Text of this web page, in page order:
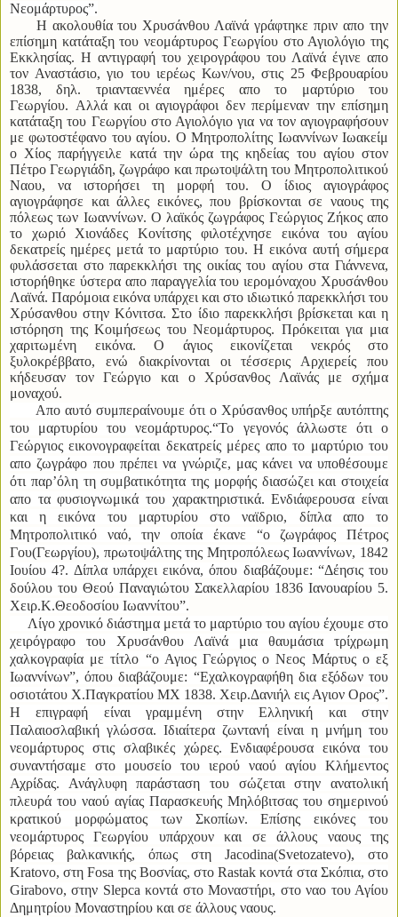
Νεομάρτυρος”.
Η ακολουθία του Χρυσάνθου Λαϊνά γράφτηκε πριν απο την
επίσημη κατάταξη του νεομάρτυρος Γεωργίου στο Αγιολόγιο της
Εκκλησίας. Η αντιγραφή του χειρογράφου του Λαϊνά έγινε απο
τον Αναστάσιο, γιο του ιερέως Κων/νου, στις 25 Φεβρουαρίου
1838, δηλ. τριανταεννέα ημέρες απο το μαρτύριο του
Γεωργίου. Αλλά και οι αγιογράφοι δεν περίμεναν την επίσημη
κατάταξη του Γεωργίου στο Αγιολόγιο για να τον αγιογραφήσουν
με φωτοστέφανο του αγίου. Ο Μητροπολίτης Ιωαννίνων Ιωακείμ
ο Χίος παρήγγειλε κατά την ώρα της κηδείας του αγίου στον
Πέτρο Γεωργιάδη, ζωγράφο και πρωτοψάλτη του Μητροπολιτικού
Ναου, να ιστορήσει τη μορφή του. Ο ίδιος αγιογράφος
αγιογράφησε και άλλες εικόνες, που βρίσκονται σε ναους της
πόλεως των Ιωαννίνων. Ο λαϊκός ζωγράφος Γεώργιος Ζήκος απο
το χωριό Χιονάδες Κονίτσης φιλοτέχνησε εικόνα του αγίου
δεκατρείς ημέρες μετά το μαρτύριο του. Η εικόνα αυτή σήμερα
φυλάσσεται στο παρεκκλήσι της οικίας του αγίου στα Γιάννενα,
ιστορήθηκε ύστερα απο παραγγελία του ιερομόναχου Χρυσάνθου
Λαϊνά. Παρόμοια εικόνα υπάρχει και στο ιδιωτικό παρεκκλήσι του
Χρύσανθου στην Κόνιτσα. Στο ίδιο παρεκκλήσι βρίσκεται και η
ιστόρηση της Κοιμήσεως του Νεομάρτυρος. Πρόκειται για μια
χαριτωμένη εικόνα. Ο άγιος εικονίζεται νεκρός στο
ξυλοκρέββατο, ενώ διακρίνονται οι τέσσερις Αρχιερείς που
κήδευσαν τον Γεώργιο και ο Χρύσανθος Λαϊνάς με σχήμα
μοναχού.
Απο αυτό συμπεραίνουμε ότι ο Χρύσανθος υπήρξε αυτόπτης
του μαρτυρίου του νεομάρτυρος.“Το γεγονός άλλωστε ότι ο
Γεώργιος εικονογραφείται δεκατρείς μέρες απο το μαρτύριο του
απο ζωγράφο που πρέπει να γνώριζε, μας κάνει να υποθέσουμε
ότι παρ’όλη τη συμβατικότητα της μορφής διασώζει και στοιχεία
απο τα φυσιογνωμικά του χαρακτηριστικά. Ενδιάφερουσα είναι
και η εικόνα του μαρτυρίου στο ναϊδριο, δίπλα απο το
Μητροπολιτικό ναό, την οποία έκανε “ο ζωγράφος Πέτρος
Γου(Γεωργίου), πρωτοψάλτης της Μητροπόλεως Ιωαννίνων, 1842
Ιουίου 4?. Δίπλα υπάρχει εικόνα, όπου διαβάζουμε: “Δέησις του
δούλου του Θεού Παναγιώτου Σακελλαρίου 1836 Ιανουαρίου 5.
Χειρ.Κ.Θεοδοσίου Ιωαννίτου”.
Λίγο χρονικό διάστημα μετά το μαρτύριο του αγίου έχουμε στο
χειρόγραφο του Χρυσάνθου Λαϊνά μια θαυμάσια τρίχρωμη
χαλκογραφία με τίτλο “ο Αγιος Γεώργιος ο Νεος Μάρτυς ο εξ
Ιωαννίνων”, όπου διαβάζουμε: “Εχαλκογραφήθη δια εξόδων του
οσιοτάτου Χ.Παγκρατίου ΜΧ 1838. Χειρ.Δανιήλ εις Αγιον Ορος”.
Η επιγραφή είναι γραμμένη στην Ελληνική και στην
Παλαιοσλαβική γλώσσα.Ιδιαίτερα ζωντανή είναι η μνήμη του
νεομάρτυρος στις σλαβικές χώρες. Ενδιαφέρουσα εικόνα του
συναντήσαμε στο μουσείο του ιερού ναού αγίου Κλήμεντος
Αχρίδας. Ανάγλυφη παράσταση του σώζεται στην ανατολική
πλευρά του ναού αγίας Παρασκευής Μηλόβιτσας του σημερινού
κρατικού μορφώματος των Σκοπίων. Επίσης εικόνες του
νεομάρτυρος Γεωργίου υπάρχουν και σε άλλους ναους της
βόρειας βαλκανικής, όπως στη Jacodina(Svetozatevo), στο
Kratovo, στη Fosa της Βοσνίας, στο Rastak κοντά στα Σκόπια, στο
Girabovo, στην Slepca κοντά στο Μοναστήρι, στο ναο του Αγίου
Δημητρίου Μοναστηρίου και σε άλλους ναους.